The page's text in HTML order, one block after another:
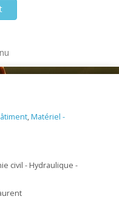
,Matériel -
civil - Hydraulique -